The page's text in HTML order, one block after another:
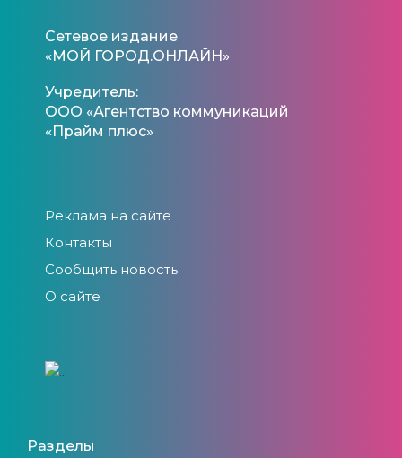
Сетевое издание
«МОЙ ГОРОД.ОНЛАЙН»
Учредитель:
ООО «Агентство коммуникаций
«Прайм плюс»
Реклама на сайте
Контакты
Сообщить новость
О сайте
Разделы